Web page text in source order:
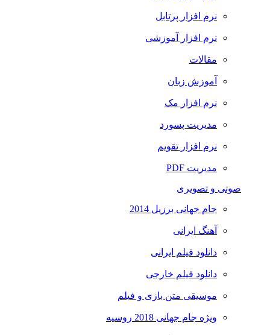
نرم افزار پرتابل
نرم افزار آموزشی
مقالات
آموزش زبان
نرم افزار مک
مدیریت پسورد
نرم افزار تقویم
مدیریت PDF
صوتی و تصویری
جام جهانی برزیل 2014
آهنگ ایرانی
دانلود فیلم ایرانی
دانلود فیلم خارجی
موسیقی متن بازی و فیلم
ویژه جام جهانی 2018 روسیه